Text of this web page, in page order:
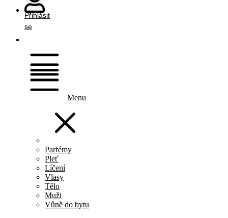
Přihlásit
se
Menu
Parfémy
Pleť
Líčení
Vlasy
Tělo
Muži
Vůně do bytu